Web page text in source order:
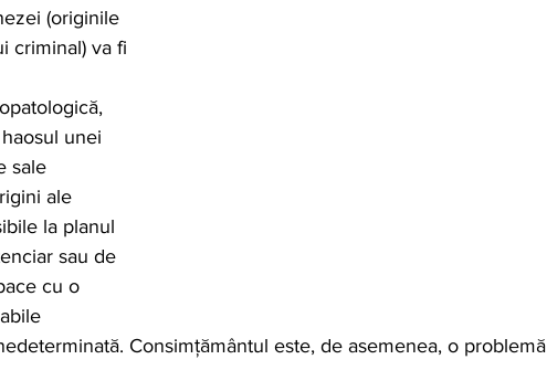
(originile
criminal) va fi
unei
sale
ale
la planul
sau de
cu o
Consimțământul este, de asemenea, o problemă